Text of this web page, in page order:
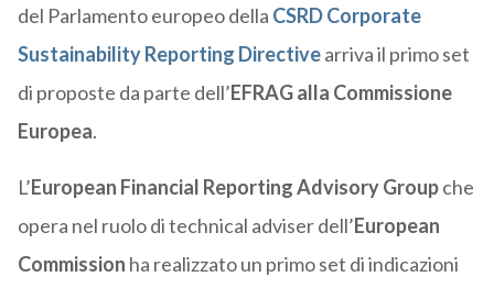
del Parlamento europeo della CSRD Corporate
Sustainability Reporting Directivearriva il primo set
di proposte da parte dell’EFRAG alla Commissione
Europea.
L’European Financial Reporting Advisory Groupche
opera nel ruolo di technical adviser dell’European
Commission ha realizzato un primo set di indicazioni